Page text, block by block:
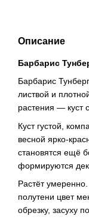
Описание
Барбарис
Барбарис
листвой и
растения — куст
Куст густой,
весной ярко-
становятся ещё
формируются
Растёт
полутени цвет
обрезку, засуху